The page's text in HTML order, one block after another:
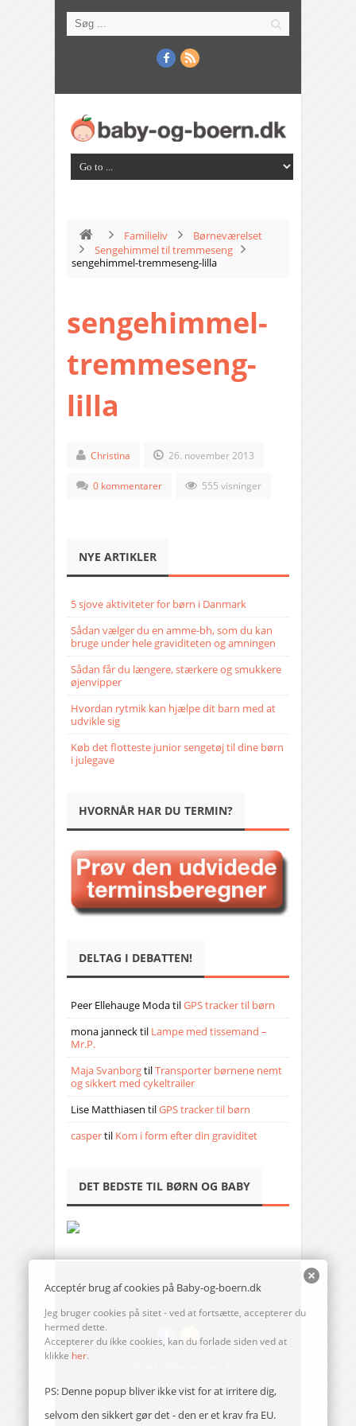
Familieliv
Børneværelset
Sengehimmel til tremmeseng
sengehimmel-tremmeseng-lilla
sengehimmel-
tremmeseng-
lilla
Christina 26. november 2013
0 kommentarer 555 visninger
NYE ARTIKLER
5 sjove aktiviteter for børn i Danmark
Sådan vælger du en amme-bh, som du kan
bruge under hele graviditeten og amningen
Sådan får du længere, stærkere og smukkere
øjenvipper
Hvordan rytmik kan hjælpe dit barn med at
udvikle sig
Køb det flotteste junior sengetøj til dine børn
i julegave
HVORNÅR HAR DU TERMIN?
DELTAG I DEBATTEN!
Peer Ellehauge ModatilGPS tracker til børn
mona jannecktil Lampe med tissemand –
Mr.P.
Maja SvanborgtilTransporter børnene nemt
og sikkert med cykeltrailer
Lise Matthiasen tilGPS tracker til børn
caspertil Kom i form efter din graviditet
DET BEDSTE TIL BØRN OG BABY
Send en mail til redaktionen
Acceptér brug af cookies på Baby-og-boern.dk
Jeg bruger cookies på sitet - ved at fortsætte, accepterer du
hermed dette.
Accepterer du ikke cookies, kan du forlade siden ved at
klikke her.
PS: Denne popup bliver ikke vist for at irritere dig,
selvom den sikkert gør det - den er et krav fra EU.